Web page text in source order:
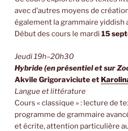
avec d’autres moyens de
également la grammaire yiddish
Début des cours le mardi 15
Jeudi 19h–20h30
Hybride (en présentiel et sur
Akvile Grigoraviciute et
Langue et littérature
Cours « classique » : lecture de
programme de grammaire
et écrite, attention particulière